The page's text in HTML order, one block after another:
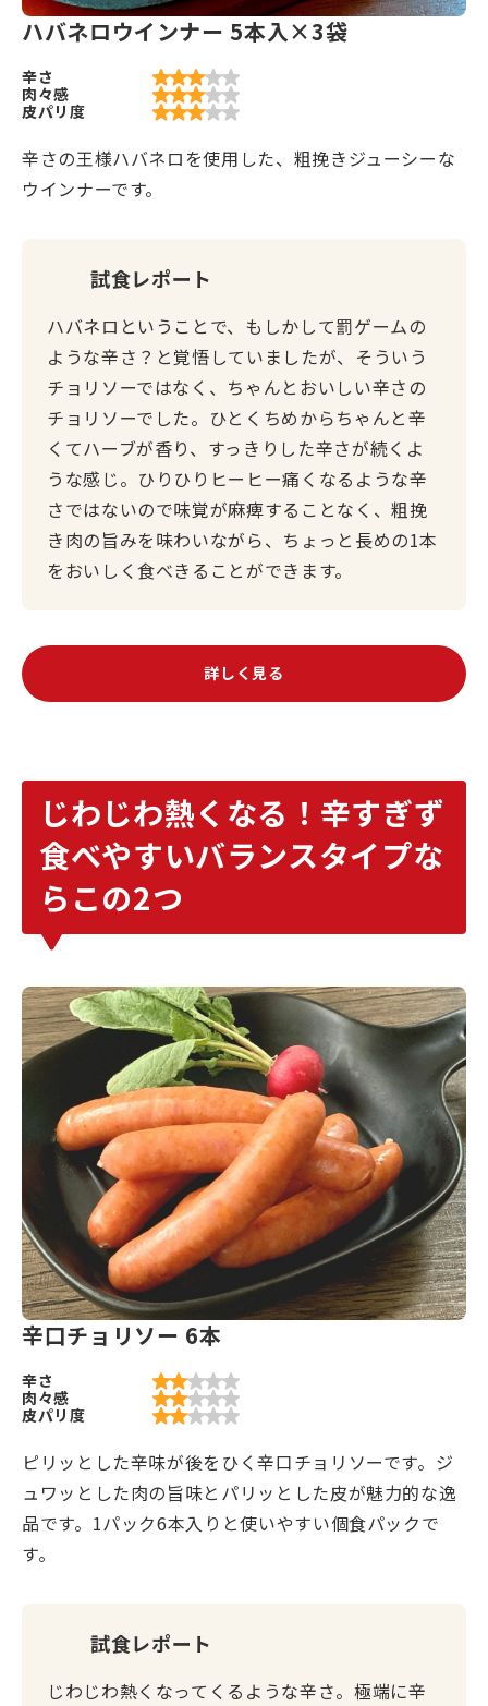
ハバネロウインナー 5本入×3袋
辛さ
肉々感
皮パリ度
辛さの王様ハバネロを使用した、粗挽きジューシーな
ウインナーです。
試食レポート
ハバネロということで、もしかして罰ゲームの
ような辛さ？と覚悟していましたが、そういう
チョリソーではなく、ちゃんとおいしい辛さの
チョリソーでした。ひとくちめからちゃんと辛
くてハーブが香り、すっきりした辛さが続くよ
うな感じ。ひりひりヒーヒー痛くなるような辛
さではないので味覚が麻痺することなく、粗挽
き肉の旨みを味わいながら、ちょっと長めの1本
をおいしく食べきることができます。
詳しく見る
じわじわ熱くなる！辛すぎず
食べやすいバランスタイプな
らこの2つ
辛口チョリソー 6本
辛さ
肉々感
皮パリ度
ピリッとした辛味が後をひく辛口チョリソーです。ジ
ュワッとした肉の旨味とパリッとした皮が魅力的な逸
品です。1パック6本入りと使いやすい個食パックで
す。
試食レポート
じわじわ熱くなってくるような辛さ。極端に辛